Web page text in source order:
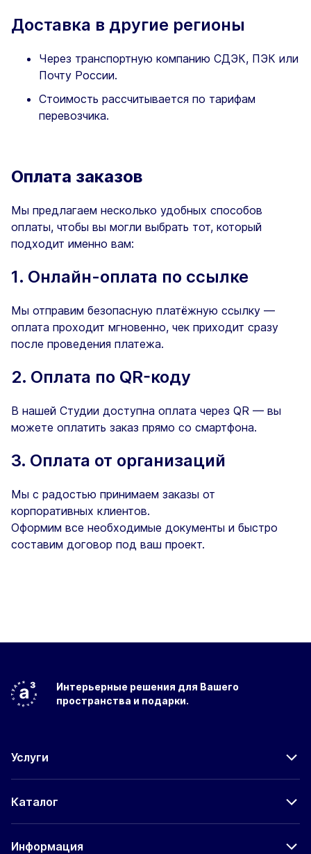
Доставка в другие регионы
Через транспортную компанию СДЭК, ПЭК или
Почту России.
Стоимость рассчитывается по тарифам
перевозчика.
Оплата заказов
Мы предлагаем несколько удобных способов
оплаты, чтобы вы могли выбрать тот, который
подходит именно вам:
1. Онлайн-оплата по ссылке
Мы отправим безопасную платёжную ссылку —
оплата проходит мгновенно, чек приходит сразу
после проведения платежа.
2. Оплата по QR-коду
В нашей Студии доступна оплата через QR — вы
можете оплатить заказ прямо со смартфона.
3. Оплата от организаций
Мы с радостью принимаем заказы от
корпоративных клиентов.
Оформим все необходимые документы и быстро
составим договор под ваш проект.
Интерьерные решения для Вашего
пространства и подарки.
Услуги
Каталог
Информация